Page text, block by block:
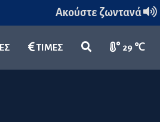
Ακούστε ζωντανά
ΤΙΜΕΣ 29 ℃